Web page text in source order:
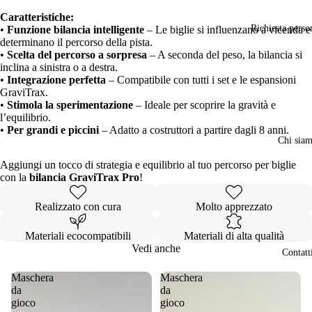
Richiesta
Chi
a
schermo
intero
a
schermo
intero
a
schermo
intero
Caratteristiche:
• Funzione bilancia intelligente – Le biglie si influenzano a vicenda e
determinano il percorso della pista.
• Scelta del percorso a sorpresa – A seconda del peso, la bilancia si
inclina a sinistra o a destra.
• Integrazione perfetta – Compatibile con tutti i set e le espansioni
GraviTrax.
• Stimola la sperimentazione – Ideale per scoprire la gravità e
l’equilibrio.
• Per grandi e piccini – Adatto a costruttori a partire dagli 8 anni.
Aggiungi un tocco di strategia e equilibrio al tuo percorso per biglie
con la bilancia GraviTrax Pro!
Realizzato con cura Molto apprezzato
Materiali ecocompatibili
Materiali di alta qualità
Vedi anche
Maschera
da
gioco
Maschera
da
gioco